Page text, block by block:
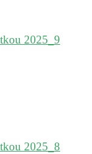
2025_9
2025_8